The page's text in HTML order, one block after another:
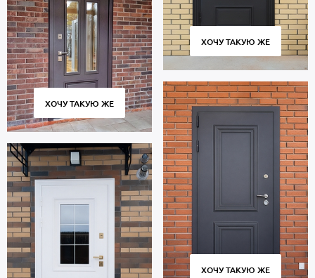
ХОЧУ ТАКУЮ ЖЕ
ХОЧУ ТАКУЮ ЖЕ
ХОЧУ ТАКУЮ ЖЕ